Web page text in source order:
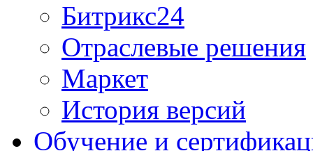
Битрикс24
Отраслевые решения
Маркет
История версий
Обучение и